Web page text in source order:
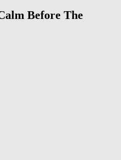
Before The